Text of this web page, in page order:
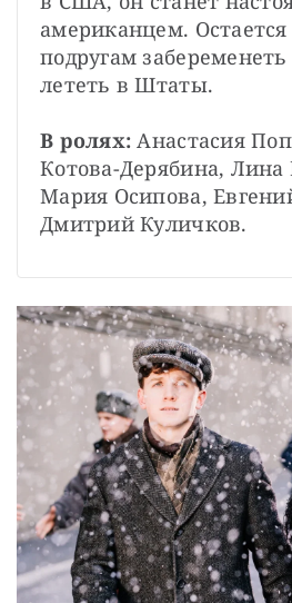
американцем. Остается
подругам
лететь в Штаты.
В ролях: Анастасия
Котова-Дерябина,
Мария Осипова,
Дмитрий Куличков.